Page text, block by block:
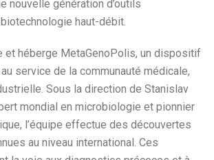
nouvelle génération d’outils
haut-débit.
et héberge MetaGenoPolis, un dispositif
service de la communauté médicale,
Sous la direction de Stanislav
mondial en microbiologie et pionnier
l’équipe effectue des découvertes
au niveau international. Ces